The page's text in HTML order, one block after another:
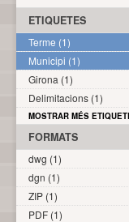
ETIQUETES
Terme (1)
Municipi (1)
Girona (1)
Delimitacions (1)
MOSTRAR MÉS
FORMATS
dwg (1)
dgn (1)
ZIP (1)
PDF (1)